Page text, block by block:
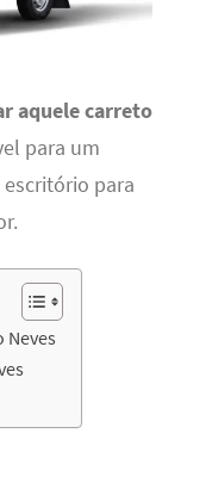
aquele carreto
para um
para
Neves